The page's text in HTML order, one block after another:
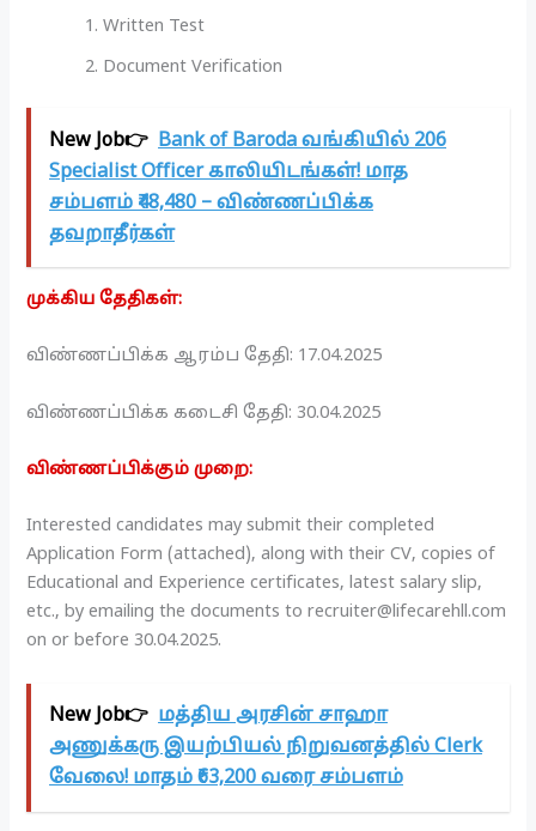
Written Test
Document Verification
New Job👉 Bank of Baroda வங்கியில் 206
Specialist Officer காலியிடங்கள்! மாத
சம்பளம் ₹48,480 – விண்ணப்பிக்க
தவறாதீர்கள்
முக்கிய தேதிகள்:
விண்ணப்பிக்க ஆரம்ப தேதி: 17.04.2025
விண்ணப்பிக்க கடைசி தேதி: 30.04.2025
விண்ணப்பிக்கும் முறை:
Interested candidates may submit their completed
Application Form (attached), along with their CV, copies of
Educational and Experience certificates, latest salary slip,
etc., by emailing the documents to recruiter@lifecarehll.com
on or before 30.04.2025.
New Job👉 மத்திய அரசின் சாஹா
அணுக்கரு இயற்பியல் நிறுவனத்தில் Clerk
வேலை! மாதம் ₹63,200 வரை சம்பளம்